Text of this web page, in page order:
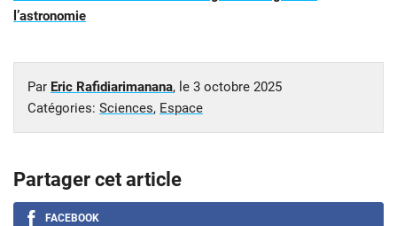
l’astronomie
Par Eric Rafidiarimanana, le 3 octobre 2025
Catégories: Sciences, Espace
Partager cet article
FACEBOOK